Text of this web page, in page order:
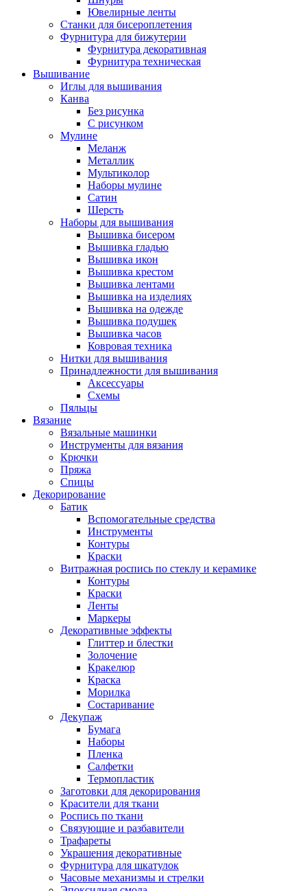
Ювелирные ленты
Станки для бисероплетения
Фурнитура для бижутерии
Фурнитура декоративная
Фурнитура техническая
Вышивание
Иглы для вышивания
Канва
Без рисунка
С рисунком
Мулине
Меланж
Металлик
Мультиколор
Наборы мулине
Сатин
Шерсть
Наборы для вышивания
Вышивка бисером
Вышивка гладью
Вышивка икон
Вышивка крестом
Вышивка лентами
Вышивка на изделиях
Вышивка на одежде
Вышивка подушек
Вышивка часов
Ковровая техника
Нитки для вышивания
Принадлежности для вышивания
Аксессуары
Схемы
Пяльцы
Вязание
Вязальные машинки
Инструменты для вязания
Крючки
Пряжа
Спицы
Декорирование
Батик
Вспомогательные средства
Инструменты
Контуры
Краски
Витражная роспись по стеклу и керамике
Контуры
Краски
Ленты
Маркеры
Декоративные эффекты
Глиттер и блестки
Золочение
Кракелюр
Краска
Морилка
Состаривание
Декупаж
Бумага
Наборы
Пленка
Салфетки
Термопластик
Заготовки для декорирования
Красители для ткани
Роспись по ткани
Связующие и разбавители
Трафареты
Украшения декоративные
Фурнитура для шкатулок
Часовые механизмы и стрелки